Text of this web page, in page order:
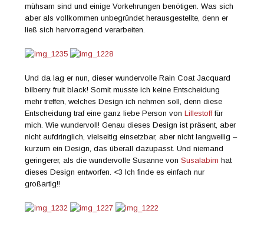
mühsam sind und einige Vorkehrungen benötigen. Was sich
aber als vollkommen unbegründet herausgestellte, denn er
ließ sich hervorragend verarbeiten.
Und da lag er nun, dieser wundervolle Rain Coat Jacquard
bilberry fruit black! Somit musste ich keine Entscheidung
mehr treffen, welches Design ich nehmen soll, denn diese
Entscheidung traf eine ganz liebe Person vonLillestofffür
mich. Wie wundervoll! Genau dieses Design ist präsent, aber
nicht aufdringlich, vielseitig einsetzbar, aber nicht langweilig –
kurzum ein Design, das überall dazupasst. Und niemand
geringerer, als die wundervolle Susanne vonSusalabim hat
dieses Design entworfen. <3 Ich finde es einfach nur
großartig!!